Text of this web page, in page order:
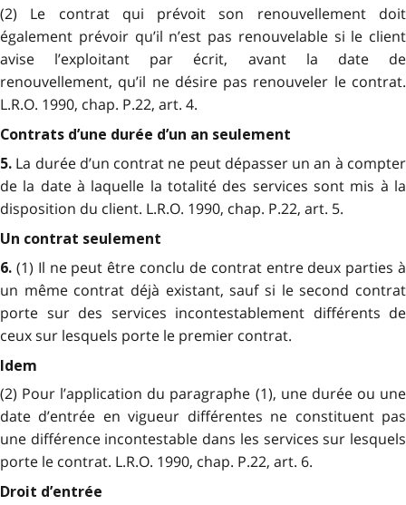
(2) Le contrat qui prévoit son renouvellement doit
également prévoir qu’il n’est pas renouvelable si le client
avise l’exploitant par écrit, avant la date de
renouvellement, qu’il ne désire pas renouveler le contrat.
L.R.O. 1990, chap. P.22, art. 4.
Contrats d’une durée d’un an seulement
5. La durée d’un contrat ne peut dépasser un an à compter
de la date à laquelle la totalité des services sont mis à la
disposition du client. L.R.O. 1990, chap. P.22, art. 5.
Un contrat seulement
6. (1) Il ne peut être conclu de contrat entre deux parties à
un même contrat déjà existant, sauf si le second contrat
porte sur des services incontestablement différents de
ceux sur lesquels porte le premier contrat.
Idem
(2) Pour l’application du paragraphe (1), une durée ou une
date d’entrée en vigueur différentes ne constituent pas
une différence incontestable dans les services sur lesquels
porte le contrat. L.R.O. 1990, chap. P.22, art. 6.
Droit d’entrée